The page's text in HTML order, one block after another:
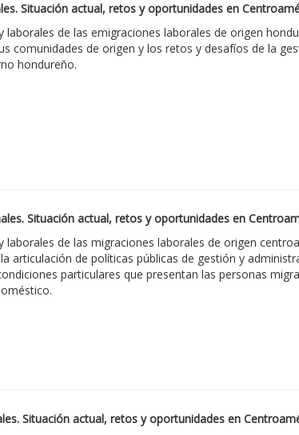
Situación actual, retos y oportunidades en
de las emigraciones laborales de origen
comunidades de origen y los retos y desafíos de la
hondureño.
Situación actual, retos y oportunidades en
de las migraciones laborales de origen
articulación de políticas públicas de gestión y
particulares que presentan las personas
Situación actual, retos y oportunidades en